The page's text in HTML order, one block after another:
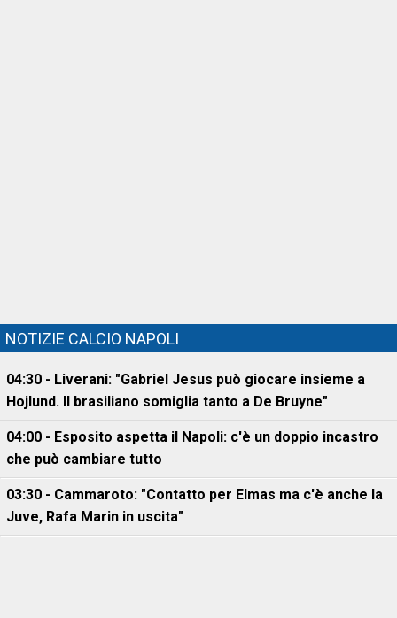
NOTIZIE CALCIO NAPOLI
04:30 - Liverani: "Gabriel Jesus può giocare insieme a
Hojlund. Il brasiliano somiglia tanto a De Bruyne"
04:00 - Esposito aspetta il Napoli: c'è un doppio incastro
che può cambiare tutto
03:30 - Cammaroto: "Contatto per Elmas ma c'è anche la
Juve, Rafa Marin in uscita"